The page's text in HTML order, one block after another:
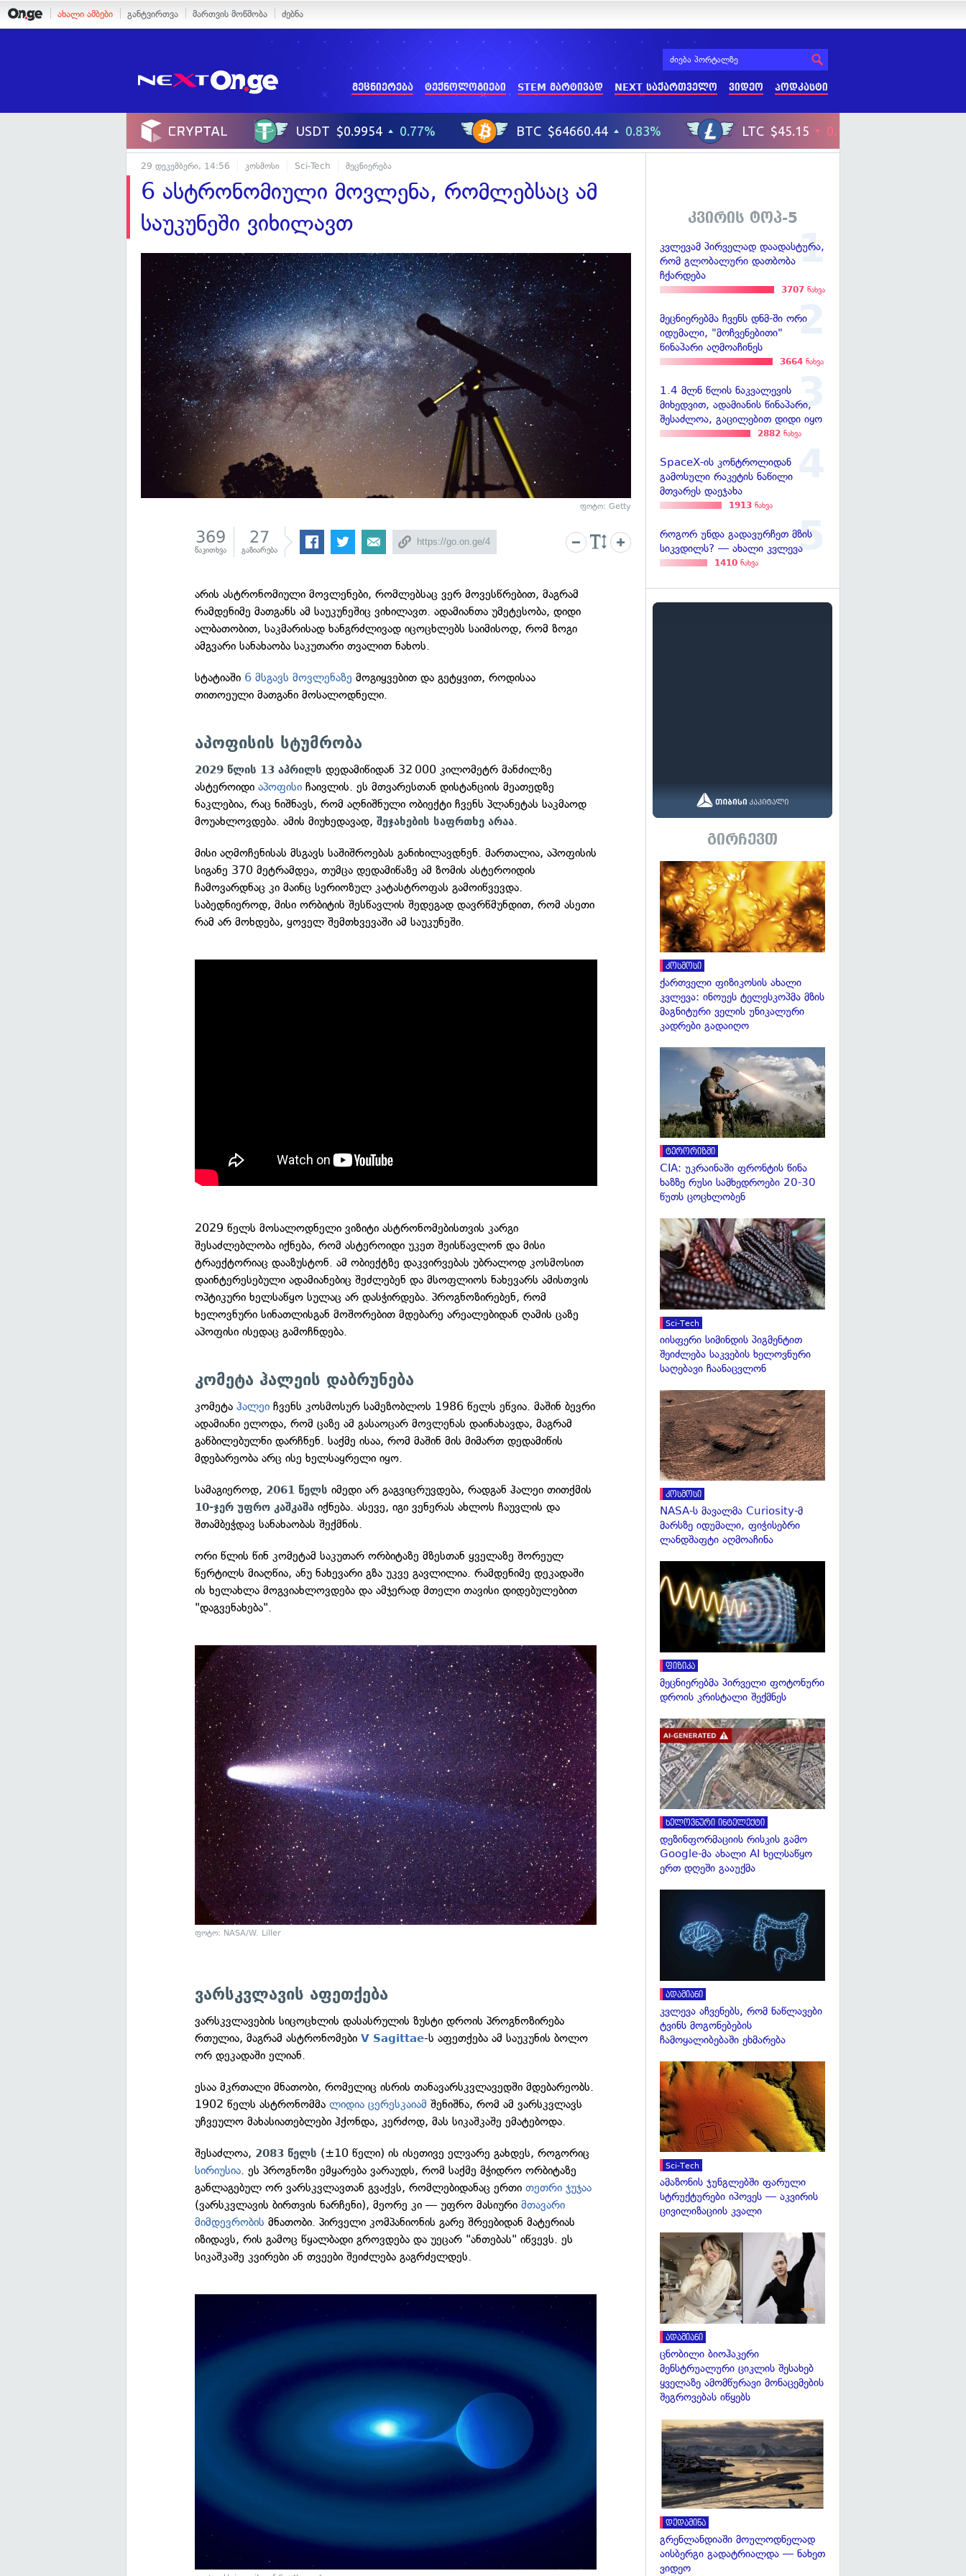
ახალი ამბები განტვირთვა მართვის მოწმობა ძებნა
მეცნიერება ტექნოლოგიები STEM მარტივად NEXT საქართველო ვიდეო პოდკასტი
29 დეკემბერი, 14:56 კოსმოსი Sci-Tech მეცნიერება
6 ასტრონომიული მოვლენა, რომლებსაც ამ
საუკუნეში ვიხილავთ
ფოტო: Getty
369
წაკითხვა
27
გაზიარება
არის ასტრონომიული მოვლენები, რომლებსაც ვერ მოვესწრებით, მაგრამ
რამდენიმე მათგანს ამ საუკუნეშიც ვიხილავთ. ადამიანთა უმეტესობა, დიდი
ალბათობით, საკმარისად ხანგრძლივად იცოცხლებს საიმისოდ, რომ ზოგი
ამგვარი სანახაობა საკუთარი თვალით ნახოს.
სტატიაში 6 მსგავს მოვლენაზე მოგიყვებით და გეტყვით, როდისაა
თითოეული მათგანი მოსალოდნელი.
აპოფისის სტუმრობა
2029 წლის 13 აპრილს დედამიწიდან 32 000 კილომეტრ მანძილზე
ასტეროიდიაპოფისი ჩაივლის. ეს მთვარესთან დისტანციის მეათედზე
ნაკლებია, რაც ნიშნავს, რომ აღნიშნული ობიექტი ჩვენს პლანეტას საკმაოდ
მოუახლოვდება. ამის მიუხედავად,შეჯახების საფრთხე არაა.
მისი აღმოჩენისას მსგავს საშიშროებას განიხილავდნენ. მართალია, აპოფისის
სიგანე 370 მეტრამდეა, თუმცა დედამიწაზე ამ ზომის ასტეროიდის
ჩამოვარდნაც კი მაინც სერიოზულ კატასტროფას გამოიწვევდა.
საბედნიეროდ, მისი ორბიტის შესწავლის შედეგად დავრწმუნდით, რომ ასეთი
რამ არ მოხდება, ყოველ შემთხვევაში ამ საუკუნეში.
2029 წელს მოსალოდნელი ვიზიტი ასტრონომებისთვის კარგი
შესაძლებლობა იქნება, რომ ასტეროიდი უკეთ შეისწავლონ და მისი
ტრაექტორიაც დააზუსტონ. ამ ობიექტზე დაკვირვებას უბრალოდ კოსმოსით
დაინტერესებული ადამიანებიც შეძლებენ და მსოფლიოს ნახევარს ამისთვის
ოპტიკური ხელსაწყო სულაც არ დასჭირდება. პროგნოზირებენ, რომ
ხელოვნური სინათლისგან მოშორებით მდებარე არეალებიდან ღამის ცაზე
აპოფისი ისედაც გამოჩნდება.
კომეტა ჰალეის დაბრუნება
კომეტაჰალეი ჩვენს კოსმოსურ სამეზობლოს 1986 წელს ეწვია. მაშინ ბევრი
ადამიანი ელოდა, რომ ცაზე ამ გასაოცარ მოვლენას დაინახავდა, მაგრამ
გაწბილებულნი დარჩნენ. საქმე ისაა, რომ მაშინ მის მიმართ დედამიწის
მდებარეობა არც ისე ხელსაყრელი იყო.
სამაგიეროდ, 2061 წელს იმედი არ გაგვიცრუვდება, რადგან ჰალეი თითქმის
10-ჯერ უფრო კაშკაშა იქნება. ასევე, იგი ვენერას ახლოს ჩაუვლის და
შთამბეჭდავ სანახაობას შექმნის.
ორი წლის წინ კომეტამ საკუთარ ორბიტაზე მზესთან ყველაზე შორეულ
წერტილს მიაღწია, ანუ ნახევარი გზა უკვე გავლილია. რამდენიმე დეკადაში
ის ხელახლა მოგვიახლოვდება და ამჯერად მთელი თავისი დიდებულებით
"დაგვენახება".
ფოტო: NASA/W. Liller
ვარსკვლავის აფეთქება
ვარსკვლავების სიცოცხლის დასასრულის ზუსტი დროის პროგნოზირება
რთულია, მაგრამ ასტრონომებიV Sagittae-ს აფეთქება ამ საუკუნის ბოლო
ორ დეკადაში ელიან.
ესაა მკრთალი მნათობი, რომელიც ისრის თანავარსკვლავედში მდებარეობს.
1902 წელს ასტრონომმალიდია ცერესკაიამ შენიშნა, რომ ამ ვარსკვლავს
უჩვეულო მახასიათებლები ჰქონდა, კერძოდ, მას სიკაშკაშე ემატებოდა.
შესაძლოა, 2083 წელს (±10 წელი) ის ისეთივე ელვარე გახდეს, როგორიც
სირიუსია . ეს პროგნოზი ემყარება ვარაუდს, რომ საქმე მჭიდრო ორბიტაზე
განლაგებულ ორ ვარსკვლავთან გვაქვს, რომლებიდანაც ერთითეთრი ჯუჯაა
(ვარსკვლავის ბირთვის ნარჩენი), მეორე კი — უფრო მასიურიმთავარი
მიმდევრობის მნათობი. პირველი კომპანიონის გარე შრეებიდან მატერიას
იზიდავს, რის გამოც წყალბადი გროვდება და უეცარ "ანთებას" იწვევს. ეს
სიკაშკაშე კვირები ან თვეები შეიძლება გაგრძელდეს.
კვირის ტოპ-5
კვლევამ პირველად დაადასტურა,
რომ გლობალური დათბობა
ჩქარდება
3707 ნახვა
მეცნიერებმა ჩვენს დნმ-ში ორი
იდუმალი, "მოჩვენებითი"
წინაპარი აღმოაჩინეს
3664 ნახვა
1.4 მლნ წლის ნაკვალევის
მიხედვით, ადამიანის წინაპარი,
შესაძლოა, გაცილებით დიდი იყო
2882 ნახვა
SpaceX-ის კონტროლიდან
გამოსული რაკეტის ნაწილი
მთვარეს დაეჯახა
1913 ნახვა
როგორ უნდა გადავურჩეთ მზის
სიკვდილს? — ახალი კვლევა
1410 ნახვა
გირჩევთ
კოსმოსი
ქართველი ფიზიკოსის ახალი
კვლევა: ინოუეს ტელესკოპმა მზის
მაგნიტური ველის უნიკალური
კადრები გადაიღო
ტერორიზმი
CIA: უკრაინაში ფრონტის წინა
ხაზზე რუსი სამხედროები 20-30
წუთს ცოცხლობენ
Sci-Tech
იისფერი სიმინდის პიგმენტით
შეიძლება საკვების ხელოვნური
საღებავი ჩაანაცვლონ
კოსმოსი
NASA-ს მავალმა Curiosity-მ
მარსზე იდუმალი, ფიჭისებრი
ლანდშაფტი აღმოაჩინა
ფიზიკა
მეცნიერებმა პირველი ფოტონური
დროის კრისტალი შექმნეს
ხელოვნური ინტელექტი
დეზინფორმაციის რისკის გამო
Google-მა ახალი AI ხელსაწყო
ერთ დღეში გააუქმა
ადამიანი
კვლევა აჩვენებს, რომ ნაწლავები
ტვინს მოგონებების
ჩამოყალიბებაში ეხმარება
Sci-Tech
ამაზონის ჯუნგლებში ფარული
სტრუქტურები იპოვეს — აკვირის
ცივილიზაციის კვალი
ადამიანი
ცნობილი ბიოჰაკერი
მენსტრუალური ციკლის შესახებ
ყველაზე ამომწურავი მონაცემების
შეგროვებას იწყებს
დედამიწა
გრენლანდიაში მოულოდნელად
აისბერგი გადატრიალდა — ნახეთ
ვიდეო